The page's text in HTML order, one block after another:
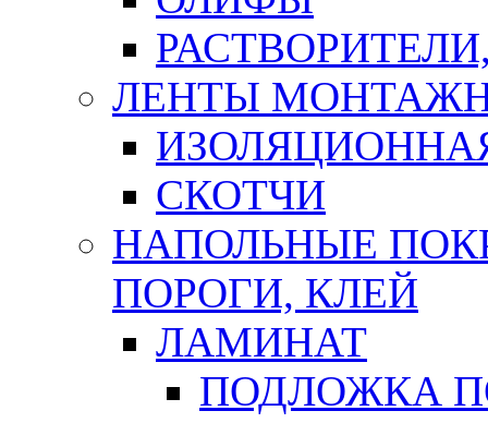
ЛЕНТЫ
СКОТЧИ
НАПОЛЬНЫЕ
ПОРОГИ, КЛЕЙ
ЛАМИНАТ
ПОДЛОЖКА